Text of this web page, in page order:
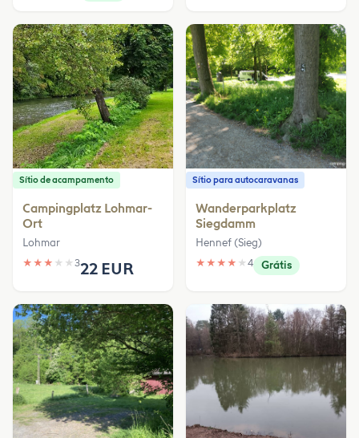
Sítio de acampamento
Campingplatz Lohmar-
Ort
Lohmar
★ ★ ★ ★ ★ 322 EUR
Sítio para autocaravanas
Wanderparkplatz
Siegdamm
Hennef (Sieg)
★ ★ ★ ★ ★ 4 Grátis